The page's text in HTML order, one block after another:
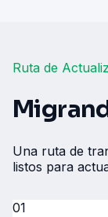
Ruta de
Una ruta de
listos para
01